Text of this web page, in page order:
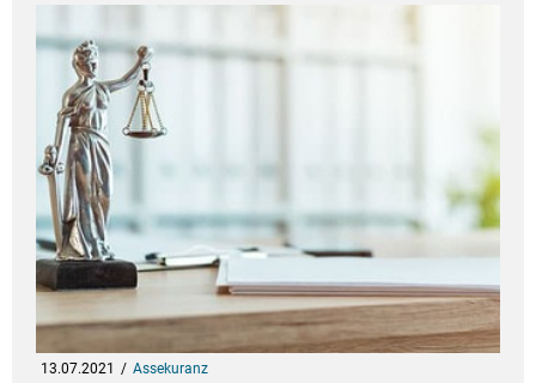
13.07.2021 Assekuranz